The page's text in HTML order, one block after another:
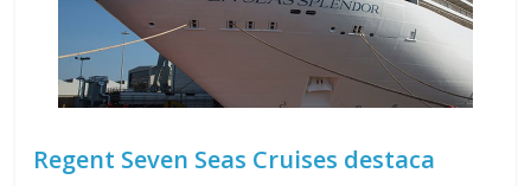
Regent Seven Seas Cruises destaca